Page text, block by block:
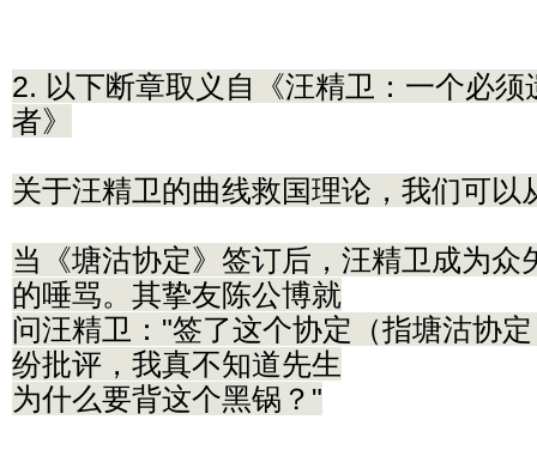
2. 以下断章取义自《汪精卫：一个必
者》
关于汪精卫的曲线救国理论，我们可以
当《塘沽协定》签订后，汪精卫成为众
的唾骂。其挚友陈公博就
问汪精卫："签了这个协定（指塘沽协
纷批评，我真不知道先生
为什么要背这个黑锅？"